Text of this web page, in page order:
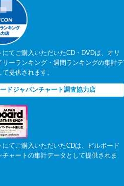
にてご購入いただいたCD・DVDは、オリ
リーランキング・週間ランキングの集計デ
提供されます。
ドジャパンチャート調査協力店
にてご購入いただいたCDは、ビルボード
チャートの集計データとして提供されま